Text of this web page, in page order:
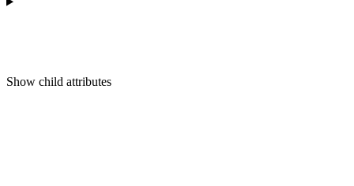
Show child attributes